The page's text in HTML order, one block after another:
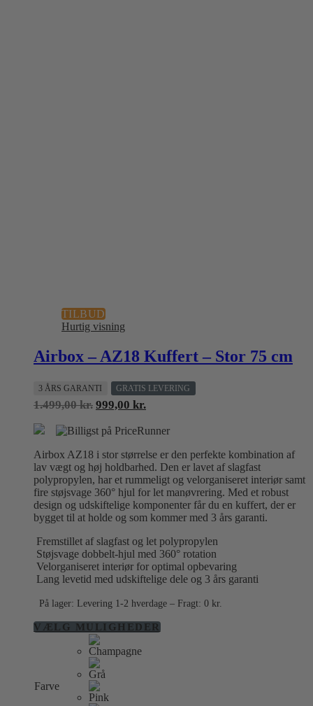
TILBUD
Hurtig visning
Airbox – AZ18 Kuffert – Stor 75 cm
3 ÅRS GARANTI GRATIS LEVERING
1.499,00kr. Den
pris
1.499,00 kr..
999,00 kr.Den
pris
999,00 kr..
Airbox AZ18 i stor størrelse er den perfekte kombination af
lav vægt og høj holdbarhed. Den er lavet af slagfast
polypropylen, har et rummeligt og velorganiseret interiør samt
fire støjsvage 360° hjul for let manøvrering. Med et robust
design og udskiftelige komponenter får du en kuffert, der er
bygget til at holde og som kommer med 3 års garanti.
Fremstillet af slagfast og let polypropylen
Støjsvage dobbelt-hjul med 360° rotation
Velorganiseret interiør for optimal opbevaring
Lang levetid med udskiftelige dele og 3 års garanti
På lager: Levering 1-2 hverdage – Fragt: 0 kr.
VÆLG MULIGHEDERDette
Farve